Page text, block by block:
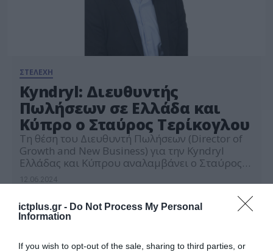
ictplus.gr - Do Not Process My Personal
Information
If you wish to opt-out of the sale, sharing to third parties, or
ΣΤΕΛΕΧΗ
Kyndryl: Διευθυντής
Πωλήσεων σε Ελλάδα και
Κύπρο ο Σταύρος Τερίκογλου
Τη θέση του Διευθυντή Πωλήσεων (Director of
Growth and New Business) για την Kyndryl
Ελλάδας και Κύπρου αναλαμβάνει ο Σταύρος
Consult Partners της Kyndryl. Ο Σταύρος
Τερίκογλου έχει διανύσει μακρά διαδρομή
στον τομέα των πωλήσεων και της ανάπτυξης
αγορών με ιδιαίτερη έμφαση στο πεδίο του